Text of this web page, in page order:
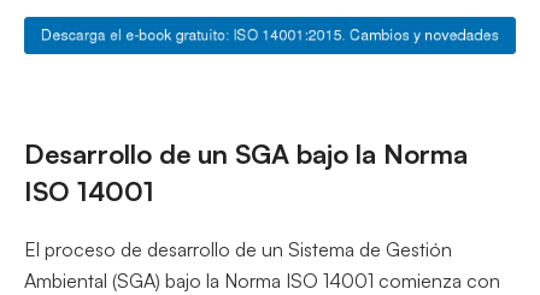
Desarrollo de un SGA bajo la Norma
ISO 14001
El proceso de desarrollo de un Sistema de Gestión
Ambiental (SGA) bajo la Norma ISO 14001 comienza con